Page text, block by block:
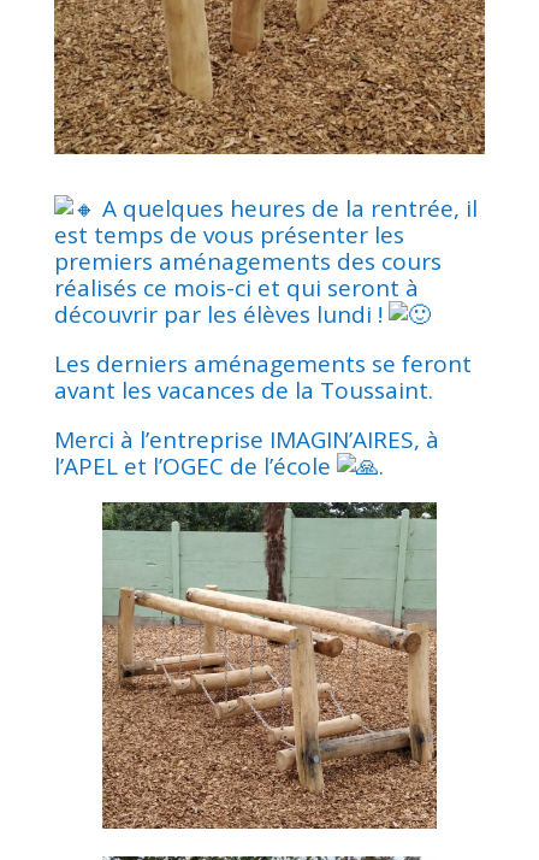
A quelques heures de la rentrée, il
est temps de vous présenter les
premiers aménagements des cours
réalisés ce mois-ci et qui seront à
découvrir par les élèves lundi !
Les derniers aménagements se feront
avant les vacances de la Toussaint.
Merci à l’entreprise IMAGIN’AIRES, à
l’APEL et l’OGEC de l’école
.